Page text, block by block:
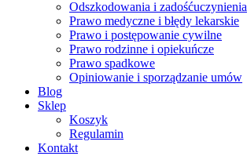
Odszkodowania i zadośćuczynienia
Prawo medyczne i błędy lekarskie
Prawo i postępowanie cywilne
Prawo rodzinne i opiekuńcze
Prawo spadkowe
Opiniowanie i sporządzanie umów
Blog
Sklep
Koszyk
Regulamin
Kontakt